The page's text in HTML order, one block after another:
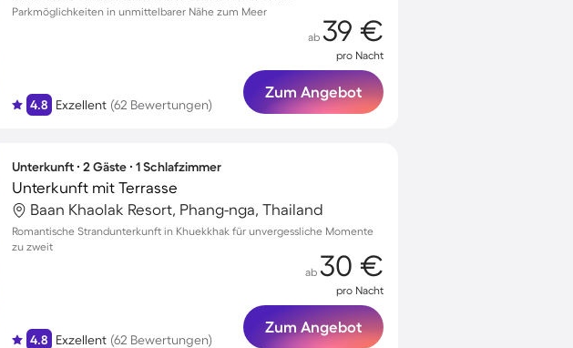
Parkmöglichkeiten in unmittelbarer Nähe zum Meer
4.8 Exzellent (62 Bewertungen)
ab 39 €
pro Nacht
Zum Angebot
Unterkunft ∙ 2 Gäste ∙ 1 Schlafzimmer
Unterkunft mit Terrasse
Baan Khaolak Resort, Phang-nga, Thailand
Romantische Strandunterkunft in Khuekkhak für unvergessliche Momente
zu zweit
4.8 Exzellent (62 Bewertungen)
ab 30 €
pro Nacht
Zum Angebot